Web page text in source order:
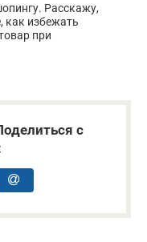
Расскажу,
как избежать
при
с